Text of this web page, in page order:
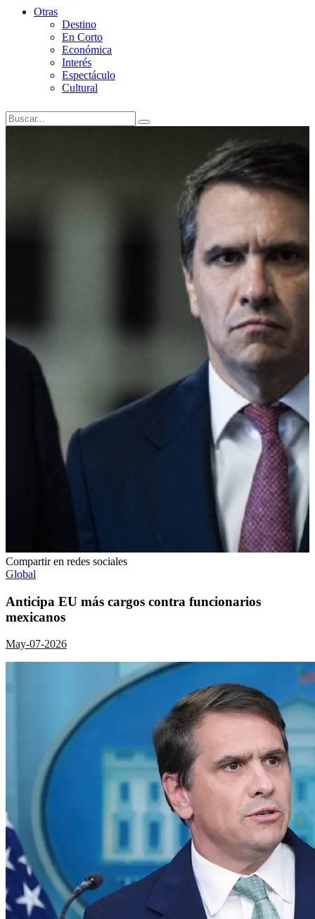
Otras
Destino
En Corto
Económica
Interés
Espectáculo
Cultural
Compartir en redes sociales
Global
Anticipa EU más cargos contra funcionarios
mexicanos
May-07-2026